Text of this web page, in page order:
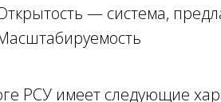
— система,
РСУ имеет следующие